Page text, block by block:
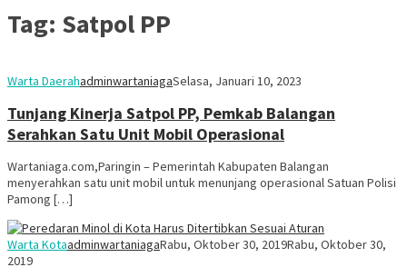
Tag: Satpol PP
Warta DaerahadminwartaniagaSelasa, Januari 10, 2023
Tunjang Kinerja Satpol PP, Pemkab Balangan
Serahkan Satu Unit Mobil Operasional
Wartaniaga.com,Paringin – Pemerintah Kabupaten Balangan
menyerahkan satu unit mobil untuk menunjang operasional Satuan Polisi
Pamong […]
Warta KotaadminwartaniagaRabu, Oktober 30, 2019Rabu, Oktober 30,
2019